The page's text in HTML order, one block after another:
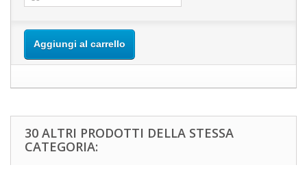
Aggiungi al carrello
30 ALTRI PRODOTTI DELLA STESSA
CATEGORIA: